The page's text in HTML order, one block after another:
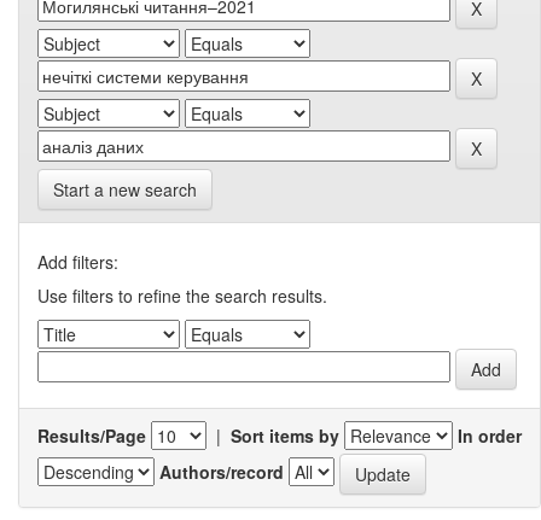
Start a new search
Add filters:
Use filters to refine the search results.
Results/Page | Sort items by
In order
Authors/record